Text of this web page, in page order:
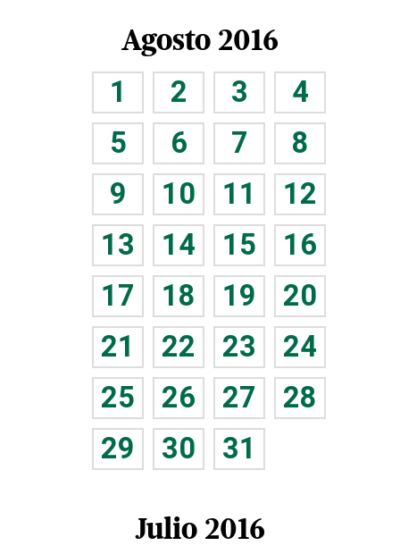
Agosto 2016
1 2 3
4
5
6 7
8
9
10 11
12
13
14 15
16
17
18 19
20
21
22 23
24
25
26 27
28
29
30 31
Julio 2016